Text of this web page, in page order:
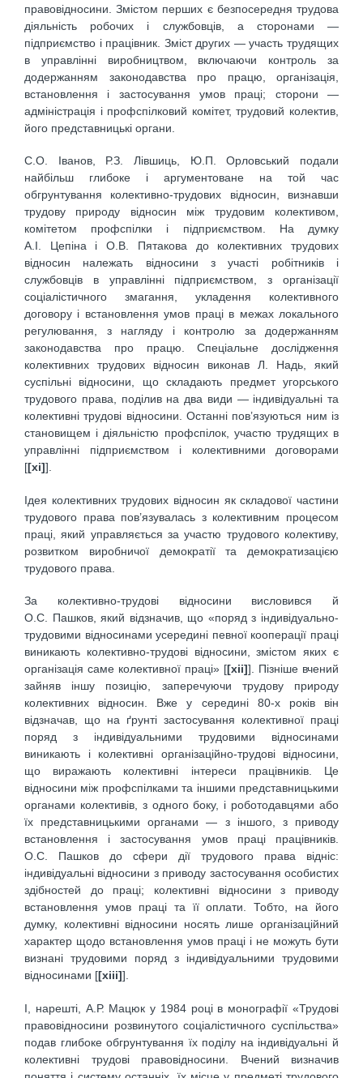
правовідносини. Змістом перших є безпосередня трудова
діяльність робочих і службовців, а сторонами —
підприємство і працівник. Зміст других — участь трудящих
в управлінні виробництвом, включаючи контроль за
додержанням законодавства про працю, організація,
встановлення і застосування умов праці; сторони —
адміністрація і профспілковий комітет, трудовий колектив,
його представницькі органи.
С.О. Іванов, Р.З. Лівшиць, Ю.П. Орловський подали
найбільш глибоке і аргументоване на той час
обгрунтування колективно-трудових відносин, визнавши
трудову природу відносин між трудовим колективом,
комітетом профспілки і підприємством. На думку
А.І. Цепіна і О.В. Пятакова до колективних трудових
відносин належать відносини з участі робітників і
службовців в управлінні підприємством, з організації
соціалістичного змагання, укладення колективного
договору і встановлення умов праці в межах локального
регулювання, з нагляду і контролю за додержанням
законодавства про працю. Спеціальне дослідження
колективних трудових відносин виконав Л. Надь, який
суспільні відносини, що складають предмет угорського
трудового права, поділив на два види — індивідуальні та
колективні трудові відносини. Останні пов’язуються ним із
становищем і діяльністю профспілок, участю трудящих в
управлінні підприємством і колективними договорами
[[xi]].
Ідея колективних трудових відносин як складової частини
трудового права пов’язувалась з колективним процесом
праці, який управляється за участю трудового колективу,
розвитком виробничої демократії та демократизацією
трудового права.
За колективно-трудові відносини висловився й
О.С. Пашков, який відзначив, що «поряд з індивідуально-
трудовими відносинами усередині певної кооперації праці
виникають колективно-трудові відносини, змістом яких є
організація саме колективної праці» [[xii]]. Пізніше вчений
зайняв іншу позицію, заперечуючи трудову природу
колективних відносин. Вже у середині 80-х років він
відзначав, що на ґрунті застосування колективної праці
поряд з індивідуальними трудовими відносинами
виникають і колективні організаційно-трудові відносини,
що виражають колективні інтереси працівників. Це
відносини між профспілками та іншими представницькими
органами колективів, з одного боку, і роботодавцями або
їх представницькими органами — з іншого, з приводу
встановлення і застосування умов праці працівників.
О.С. Пашков до сфери дії трудового права відніс:
індивідуальні відносини з приводу застосування особистих
здібностей до праці; колективні відносини з приводу
встановлення умов праці та її оплати. Тобто, на його
думку, колективні відносини носять лише організаційний
характер щодо встановлення умов праці і не можуть бути
визнані трудовими поряд з індивідуальними трудовими
відносинами [[xiii]].
І, нарешті, А.Р. Мацюк у 1984 році в монографії «Трудові
правовідносини розвинутого соціалістичного суспільства»
подав глибоке обгрунтування їх поділу на індивідуальні й
колективні трудові правовідносини. Вчений визначив